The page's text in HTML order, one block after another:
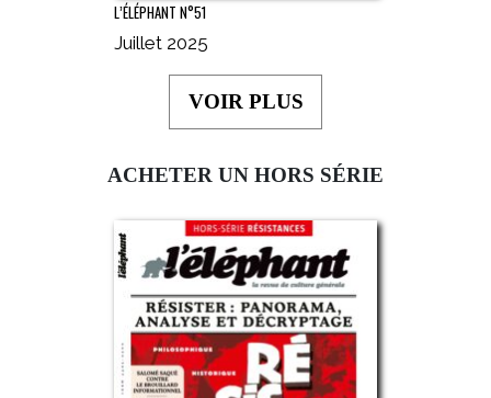
L’ÉLÉPHANT N°51
Juillet 2025
VOIR PLUS
ACHETER UN HORS SÉRIE